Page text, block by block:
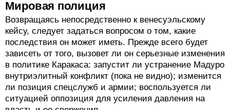
Мировая полиция
Возвращаясь непосредственно к венесуэльскому
кейсу, следует задаться вопросом о том, какие
последствия он может иметь. Прежде всего будет
зависеть от того, вызовет ли он серьезные изменения
в политике Каракаса: запустит ли устранение Мадуро
внутриэлитный конфликт (пока не видно); изменится
ли позиция спецслужб и армии; воспользуется ли
ситуацией оппозиция для усиления давления на